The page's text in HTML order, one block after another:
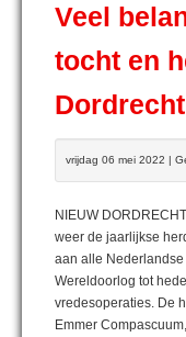
Veel
tocht en
Dordrecht
vrijdag 06 mei 2022 |
NIEUW
weer de jaarlijkse
aan alle
Wereldoorlog tot
vredesoperaties. De
Emmer